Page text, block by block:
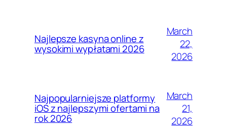
Najlepsze kasyna online z
wysokimi wypłatami 2026
March
22,
2026
Najpopularniejsze platformy
iOS z najlepszymi ofertami na
rok 2026
March
21,
2026